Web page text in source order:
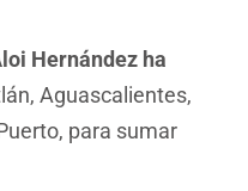
Hernández ha
Aguascalientes,
para sumar